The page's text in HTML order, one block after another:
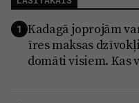
1 Kadagā joprojām
īres maksas
domāti visiem. Kas